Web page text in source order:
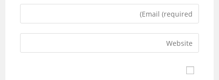
or
username
Enter
your
address
to
Enter
your
website